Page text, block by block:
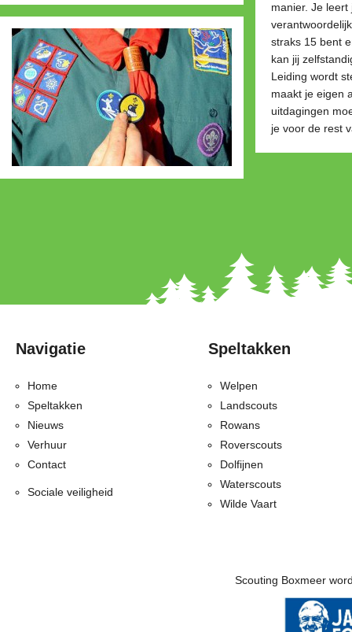
manier. Je leert
straks 15 bent
kan jij
Leiding wordt
maakt je eigen
uitdagingen
je voor de rest
Navigatie
Home
Speltakken
Nieuws
Verhuur
Contact
Sociale veiligheid
Speltakken
Welpen
Landscouts
Rowans
Roverscouts
Dolfijnen
Waterscouts
Wilde Vaart
Scouting Boxmeer